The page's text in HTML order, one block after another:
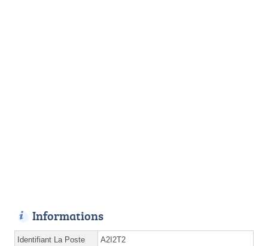
Informations
Identifiant La Poste A2I2T2